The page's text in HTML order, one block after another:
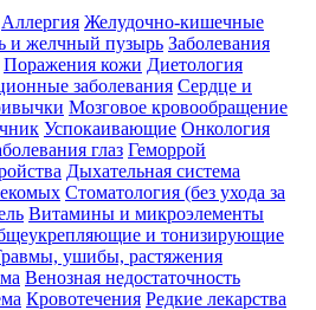
Аллергия Желудочно-кишечные
и желчный пузырь Заболевания
Поражения кожи Диетология
заболевания Сердце и
Мозговое кровообращение
Успокаивающие Онкология
глаз Геморрой
Дыхательная система
Стоматология (без ухода за
Витамины и микроэлементы
и тонизирующие
ушибы, растяжения
Венозная недостаточность
Кровотечения Редкие лекарства